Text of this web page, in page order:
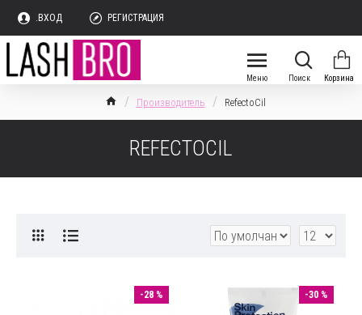
.ВХОД РЕГИСТРАЦИЯ
Производитель RefectoCil
REFECTOCIL
-28 % -30 %